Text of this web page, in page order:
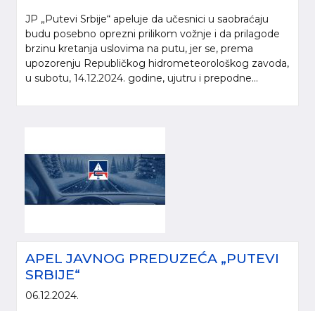
JP „Putevi Srbije“ apeluje da učesnici u saobraćaju
budu posebno oprezni prilikom vožnje i da prilagode
brzinu kretanja uslovima na putu, jer se, prema
upozorenju Republičkog hidrometeorološkog zavoda,
u subotu, 14.12.2024. godine, ujutru i prepodne...
APEL JAVNOG PREDUZEĆA „PUTEVI
SRBIJE“
06.12.2024.